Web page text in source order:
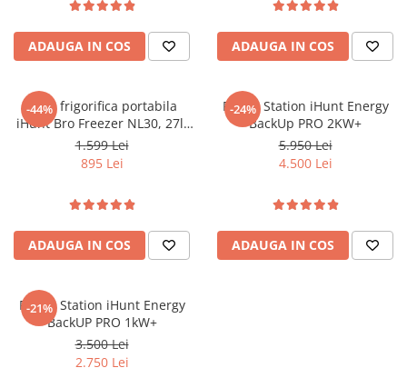
ADAUGA IN COS ADAUGA IN COS
-44%
Lada frigorifica portabila
iHunt Bro Freezer NL30, 27l,
61cm, Compresor Freon,
Ecran Digital, Capac Dublu
1.599 Lei
895 Lei
ADAUGA IN COS
-24%
Power Station iHunt Energy
BackUp PRO 2KW+
5.950 Lei
4.500 Lei
ADAUGA IN COS
-21%
Power Station iHunt Energy
BackUP PRO 1kW+
3.500 Lei
2.750 Lei